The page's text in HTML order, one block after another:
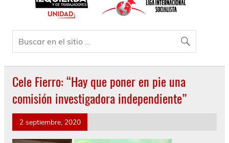
Cele Fierro: “Hay que poner en pie una
comisión investigadora independiente”
2 septiembre, 2020